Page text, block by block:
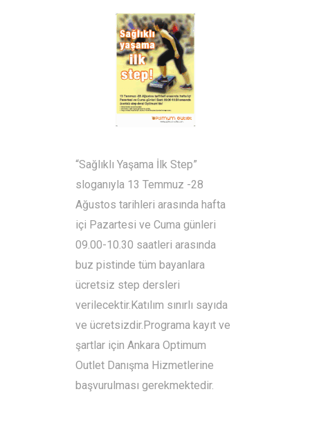
“Sağlıklı Yaşama İlk Step”
sloganıyla 13 Temmuz -28
Ağustos tarihleri arasında hafta
içi Pazartesi ve Cuma günleri
09.00-10.30 saatleri arasında
buz pistinde tüm bayanlara
ücretsiz step dersleri
verilecektir.Katılım sınırlı sayıda
ve ücretsizdir.Programa kayıt ve
şartlar için Ankara Optimum
Outlet Danışma Hizmetlerine
başvurulması gerekmektedir.